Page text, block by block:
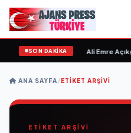
SON DAKİKA
“ yayımlandı Ali Emre
ANA SAYFA/ETIKET ARŞIVI
ETİKET ARŞİVİ